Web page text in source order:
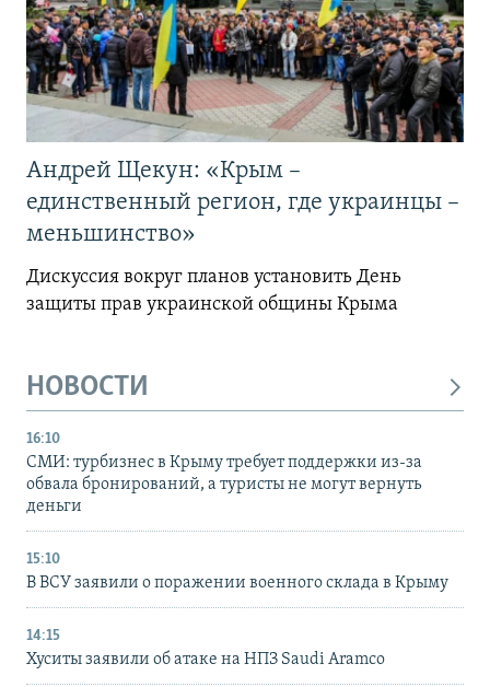
Андрей Щекун: «Крым –
единственный регион, где украинцы –
меньшинство»
Дискуссия вокруг планов установить День
защиты прав украинской общины Крыма
НОВОСТИ
16:10
СМИ: турбизнес в Крыму требует поддержки из-за
обвала бронирований, а туристы не могут вернуть
деньги
15:10
В ВСУ заявили о поражении военного склада в Крыму
14:15
Хуситы заявили об атаке на НПЗ Saudi Aramco